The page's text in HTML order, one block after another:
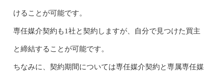
けることが可能です。
専任媒介契約も1社と契約しますが、自分で見つけた買主
と締結することが可能です。
ちなみに、契約期間については専任媒介契約と専属専任媒